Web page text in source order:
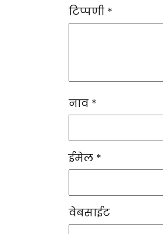
टिप्पणी *
नाव *
ईमेल *
वेबसाईट